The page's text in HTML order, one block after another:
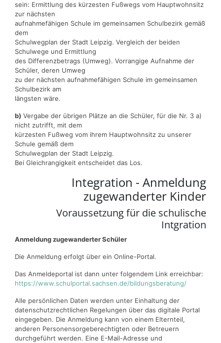
sein: Ermittlung des kürzesten Fußwegs vom Hauptwohnsitz
zur nächsten
aufnahmefähigen Schule im gemeinsamen Schulbezirk gemäß
dem
Schulwegplan der Stadt Leipzig. Vergleich der beiden
Schulwege und Ermittlung
des Differenzbetrags (Umweg). Vorrangige Aufnahme der
Schüler, deren Umweg
zu der nächsten aufnahmefähigen Schule im gemeinsamen
Schulbezirk am
längsten wäre.
b) Vergabe der übrigen Plätze an die Schüler, für die Nr. 3 a)
nicht zutrifft, mit dem
kürzesten Fußweg vom ihrem Hauptwohnsitz zu unserer
Schule gemäß dem
Schulwegplan der Stadt Leipzig.
Bei Gleichrangigkeit entscheidet das Los.
Integration - Anmeldung
zugewanderter Kinder
Voraussetzung für die schulische
Intgration
Anmeldung zugewanderter Schüler
Die Anmeldung erfolgt über ein Online-Portal.
Das Anmeldeportal ist dann unter folgendem Link erreichbar:
https://www.schulportal.sachsen.de/bildungsberatung/
Alle persönlichen Daten werden unter Einhaltung der
datenschutzrechtlichen Regelungen über das digitale Portal
eingegeben. Die Anmeldung kann von einem Elternteil,
anderen Personensorgeberechtigten oder Betreuern
durchgeführt werden. Eine E-Mail-Adresse und